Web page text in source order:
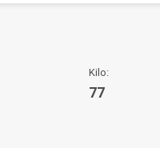
Kilo:
77